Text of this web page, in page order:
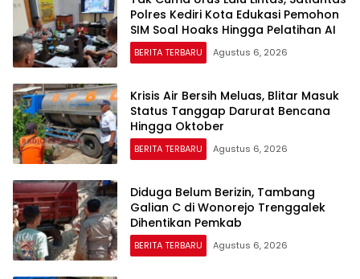
Polres Kediri Kota Edukasi Pemohon
SIM Soal Hoaks Hingga Pelatihan AI
BERITA TERBARU Agustus 6, 2026
Krisis Air Bersih Meluas, Blitar Masuk
Status Tanggap Darurat Bencana
Hingga Oktober
BERITA TERBARU Agustus 6, 2026
Diduga Belum Berizin, Tambang
Galian C di Wonorejo Trenggalek
Dihentikan Pemkab
BERITA TERBARU Agustus 6, 2026